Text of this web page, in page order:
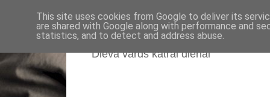
Dieva vārds katrai dienai
This site uses cookies from Google to deliver its
are shared with Google along with performance and
statistics, and to detect and address abuse.